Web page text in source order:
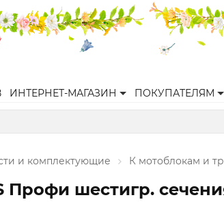
ИНТЕРНЕТ-МАГАЗИН ПОКУПАТЕЛЯМ
и комплектующие К мотоблокам и
Профи шестигр.